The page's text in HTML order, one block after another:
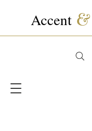
Accent &